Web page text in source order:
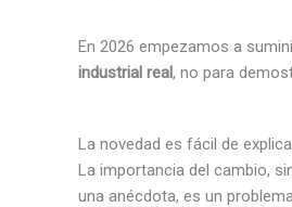
En 2026 empezamos a
industrial real, no para
La novedad es fácil de
La importancia del cambio,
una anécdota, es un